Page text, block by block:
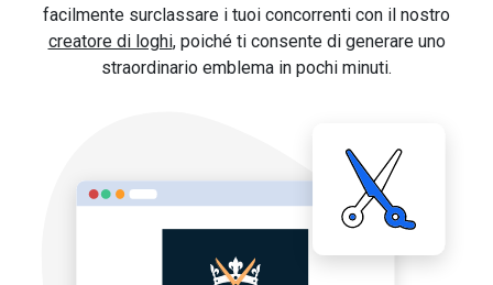
facilmente surclassare i tuoi concorrenti con il nostro
creatore di loghi, poiché ti consente di generare uno
straordinario emblema in pochi minuti.